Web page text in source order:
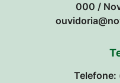
000 /